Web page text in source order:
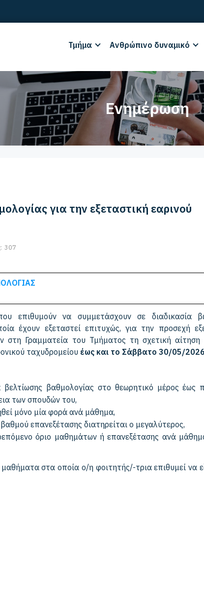
Τμήμα Ανθρώπινο δυναμικό
Ενημέρωση
για την εξεταστική εαρινού
307
επιθυμούν να συμμετάσχουν σε διαδικασία
έχουν εξεταστεί επιτυχώς, για την προσεχή
στη Γραμματεία του Τμήματος τη σχετική
ταχυδρομείου έως και το Σάββατο 30/05/2026
βελτίωσης βαθμολογίας στο θεωρητικό μέρος έως
των σπουδών του,
μόνο μία φορά ανά μάθημα,
επανεξέτασης διατηρείται ο μεγαλύτερος,
όριο μαθημάτων ή επανεξέτασης ανά
στα οποία ο/η φοιτητής/-τρια επιθυμεί να